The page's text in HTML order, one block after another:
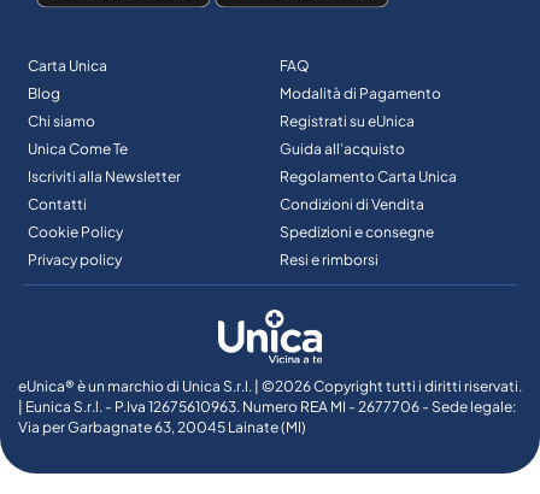
Carta Unica
Blog
Chi siamo
Unica Come Te
Iscriviti alla Newsletter
Contatti
Cookie Policy
Privacy policy
FAQ
Modalità di Pagamento
Registrati su eUnica
Guida all’acquisto
Regolamento Carta Unica
Condizioni di Vendita
Spedizioni e consegne
Resi e rimborsi
eUnica® è un marchio di Unica S.r.l. | ©2026 Copyright tutti i diritti riservati.
| Eunica S.r.l. - P.Iva 12675610963. Numero REA MI - 2677706 - Sede legale:
Via per Garbagnate 63, 20045 Lainate (MI)